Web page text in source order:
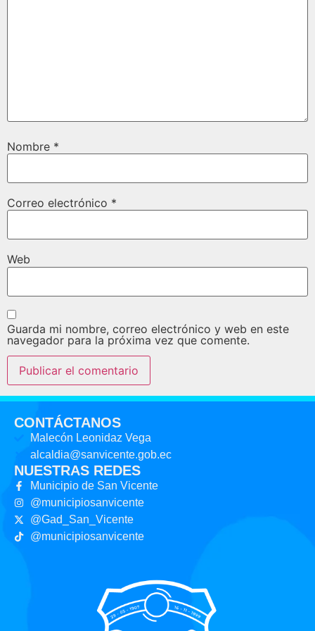
Nombre *
Correo electrónico *
Web
Guarda mi nombre, correo electrónico y web en este
navegador para la próxima vez que comente.
CONTÁCTANOS
Malecón Leonidaz Vega
alcaldia@sanvicente.gob.ec
NUESTRAS REDES
Municipio de San Vicente
@municipiosanvicente
@Gad_San_Vicente
@municipiosanvicente